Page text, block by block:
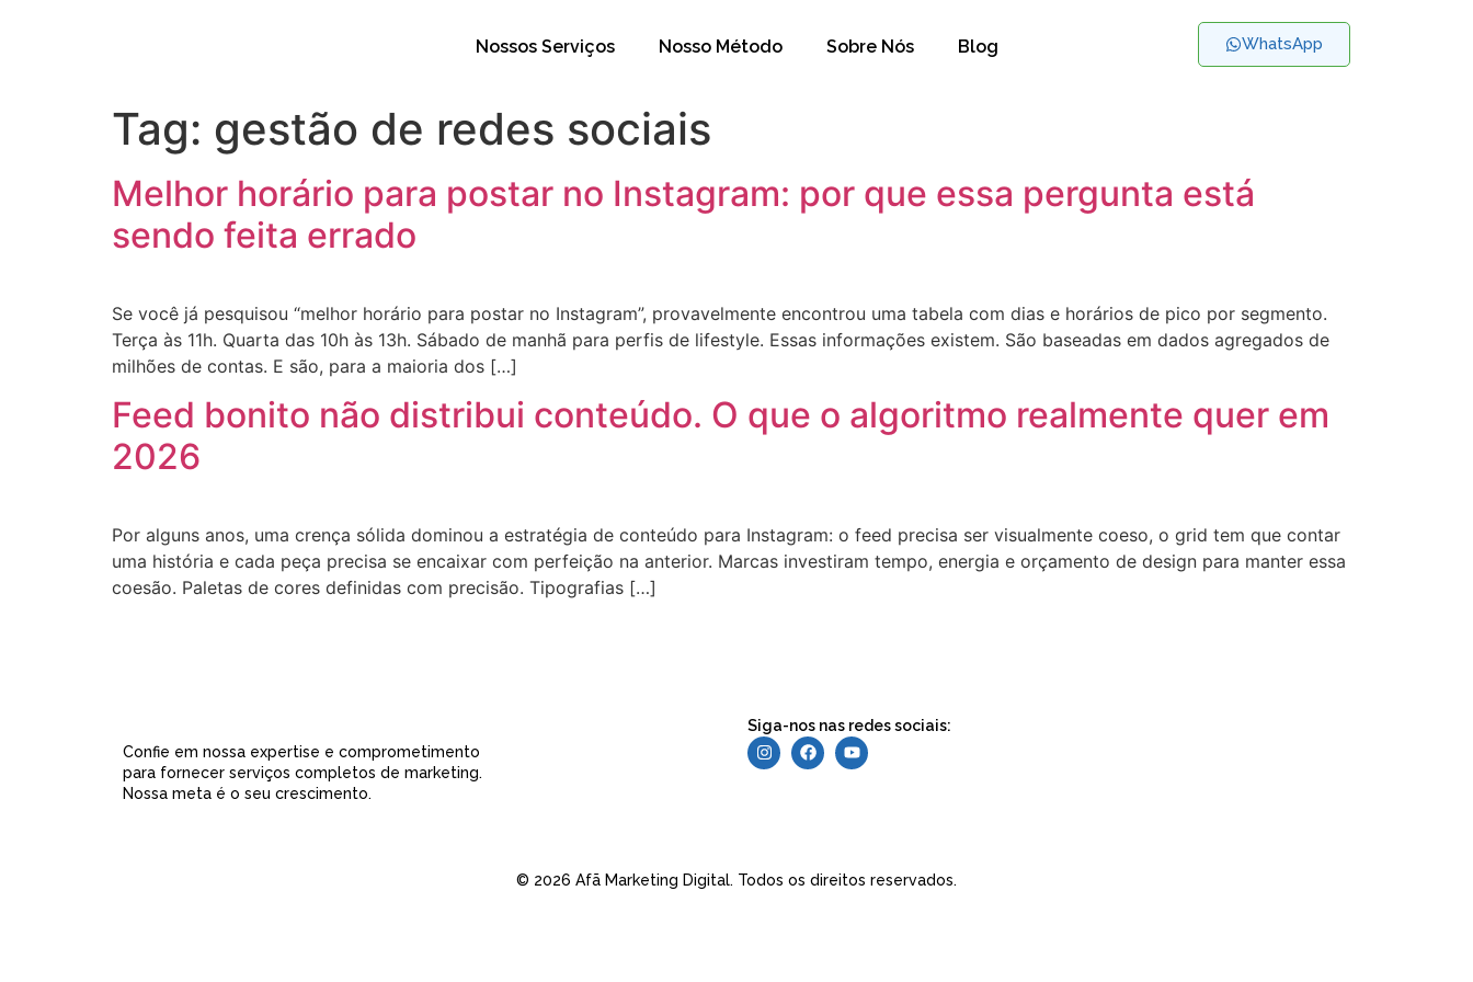
Nossos Serviços Nosso Método Sobre Nós Blog WhatsApp
Tag: gestão de redes sociais
Melhor horário para postar no Instagram: por que essa pergunta está
sendo feita errado
Se você já pesquisou “melhor horário para postar no Instagram”, provavelmente encontrou uma tabela com dias e horários de pico por segmento.
Terça às 11h. Quarta das 10h às 13h. Sábado de manhã para perfis de lifestyle. Essas informações existem. São baseadas em dados agregados de
milhões de contas. E são, para a maioria dos […]
Feed bonito não distribui conteúdo. O que o algoritmo realmente quer em
2026
Por alguns anos, uma crença sólida dominou a estratégia de conteúdo para Instagram: o feed precisa ser visualmente coeso, o grid tem que contar
uma história e cada peça precisa se encaixar com perfeição na anterior. Marcas investiram tempo, energia e orçamento de design para manter essa
coesão. Paletas de cores definidas com precisão. Tipografias […]
Confie em nossa expertise e comprometimento
para fornecer serviços completos de marketing.
Nossa meta é o seu crescimento.
Siga-nos nas redes sociais:
© 2026 Afã Marketing Digital. Todos os direitos reservados.